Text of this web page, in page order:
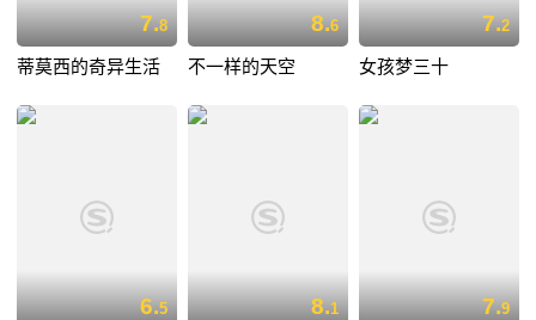
7.8
蒂莫西的奇异生活
8.6
不一样的天空
7.2
女孩梦三十
6.5 8.1 7.9